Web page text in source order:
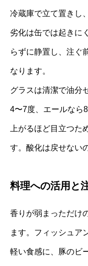
冷蔵庫で立て置きし
劣化は缶では起きに
らずに静置し、注ぐ
なります。
グラスは清潔で油分
4〜7度、エールなら
上がるほど目立つた
す。酸化は戻せない
料理への活用と
香りが弱まっただけ
ます。フィッシュア
軽い食感に、豚のビ